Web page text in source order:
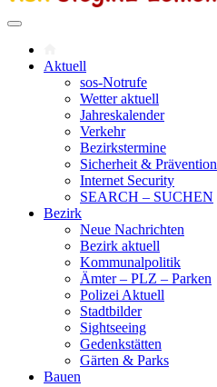
Aktuell
sos-Notrufe
Wetter aktuell
Jahreskalender
Verkehr
Bezirkstermine
Sicherheit & Prävention
Internet Security
SEARCH – SUCHEN
Bezirk
Neue Nachrichten
Bezirk aktuell
Kommunalpolitik
Ämter – PLZ – Parken
Polizei Aktuell
Stadtbilder
Sightseeing
Gedenkstätten
Gärten & Parks
Bauen